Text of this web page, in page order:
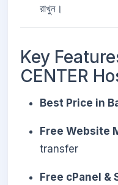
রাখুন।
Key
CENTER
Best Price in
Free Website
transfer
Free cPanel &